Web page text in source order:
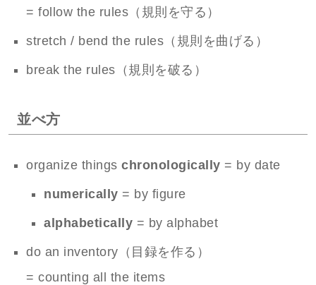
= follow the rules（規則を守る）
stretch / bend the rules（規則を曲げる）
break the rules（規則を破る）
並べ方
organize things chronologically = by date
numerically = by figure
alphabetically = by alphabet
do an inventory（目録を作る）
= counting all the items